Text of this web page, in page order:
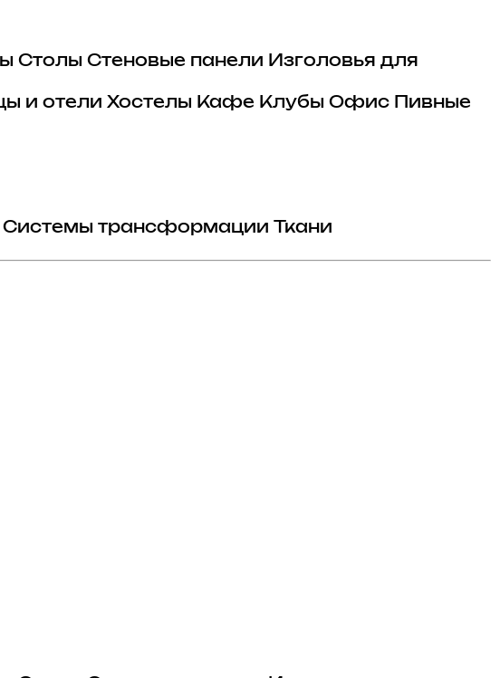
Столы Стеновые панели Изголовья для
и отели Хостелы Кафе Клубы Офис
Пивные
Системы трансформации
Ткани